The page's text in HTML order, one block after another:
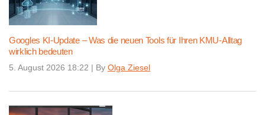
Googles KI-Update – Was die neuen Tools für Ihren KMU-Alltag
wirklich bedeuten
5. August 2026 18:22 | By Olga Ziesel